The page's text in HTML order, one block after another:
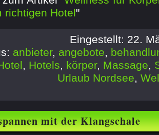
richtigen Hotel"
Eingestellt: 22.
anbieter, angebote,
, Hotels, körper, Massage,
Urlaub Nordsee,
mit der Klangschale